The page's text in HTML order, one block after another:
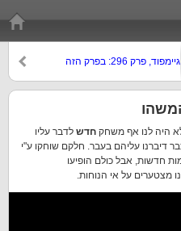
גיימפוד, פרק 296: בפרק הזה
היה לנו אף משחק חדש לדבר עליו
שכבר דיברנו עליהם בעבר. חלקם שוחקו ע"י
חדשות, אבל כולם הופיעו
מצטערים על אי הנוחות.